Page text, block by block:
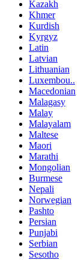
Kazakh
Khmer
Kurdish
Kyrgyz
Latin
Latvian
Lithuanian
Luxembou..
Macedonian
Malagasy
Malay
Malayalam
Maltese
Maori
Marathi
Mongolian
Burmese
Nepali
Norwegian
Pashto
Persian
Punjabi
Serbian
Sesotho